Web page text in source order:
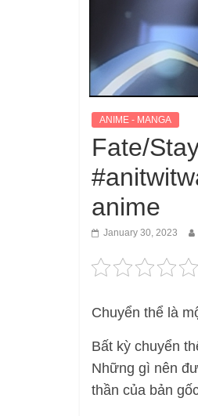
ANIME - MANGA
Fate/
anime
January 30, 2023
Chuyển thể là
Bất kỳ chuyển
Những gì nên
thần của bản